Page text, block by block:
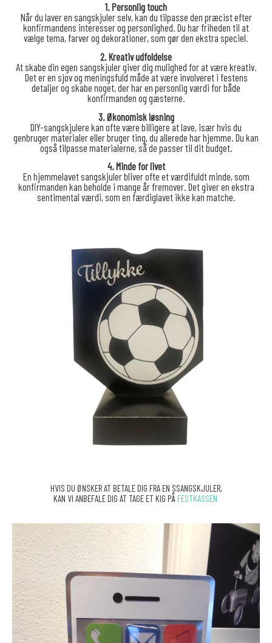
1. Personlig touch
Når du laver en sangskjuler selv, kan du tilpasse den præcist efter
konfirmandens interesser og personlighed. Du har friheden til at
vælge tema, farver og dekorationer, som gør den ekstra speciel.
2. Kreativ udfoldelse
At skabe din egen sangskjuler giver dig mulighed for at være kreativ.
Det er en sjov og meningsfuld måde at være involveret i festens
detaljer og skabe noget, der har en personlig værdi for både
konfirmanden og gæsterne.
3. Økonomisk løsning
DIY-sangskjulere kan ofte være billigere at lave, især hvis du
genbruger materialer eller bruger ting, du allerede har hjemme. Du kan
også tilpasse materialerne, så de passer til dit budget.
4. Minde for livet
En hjemmelavet sangskjuler bliver ofte et værdifuldt minde, som
konfirmanden kan beholde i mange år fremover. Det giver en ekstra
sentimental værdi, som en færdiglavet ikke kan matche.
HVIS DU ØNSKER AT BETALE DIG FRA EN SSANGSKJULER,
KAN VI ANBEFALE DIG AT TAGE ET KIG PÅ FESTKASSEN